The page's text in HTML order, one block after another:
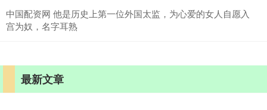
中国配资网 他是历史上第一位外国太监，为心爱的女人自愿入
宫为奴，名字耳熟
最新文章